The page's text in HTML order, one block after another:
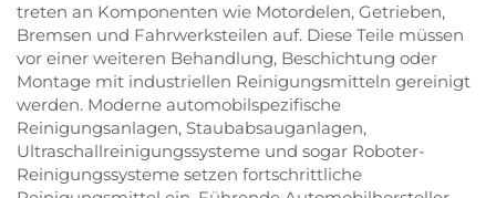
treten an Komponenten wie Motordelen, Getrieben,
Bremsen und Fahrwerksteilen auf. Diese Teile müssen
vor einer weiteren Behandlung, Beschichtung oder
Montage mit industriellen Reinigungsmitteln gereinigt
werden. Moderne automobilspezifische
Reinigungsanlagen, Staubabsauganlagen,
Ultraschallreinigungssysteme und sogar Roboter-
Reinigungssysteme setzen fortschrittliche